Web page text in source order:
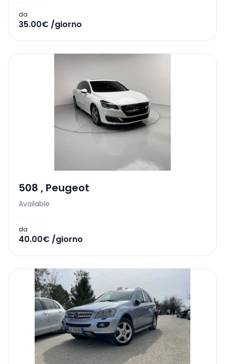
da
35.00€ /giorno
508 , Peugeot
Available
da
40.00€ /giorno